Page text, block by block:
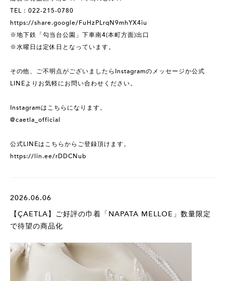
TEL：022-215-0780
https://share.google/FuHzPLrqN9mhYX4iu
※地下鉄「勾当台公園」下車南4(本町方面)出口
※水曜日は定休日となっています。
その他、ご不明点がございましたらInstagramのメッセージか公式
LINEよりお気軽にお問い合わせください。
Instagramはこちらになります。
@caetla_official
公式LINEはこちらからご登録頂けます。
https://lin.ee/rDDCNub
2026.06.06
【ÇAETLA】ご好評の巾着「NAPATA MELLOE」数量限定
で待望の商品化